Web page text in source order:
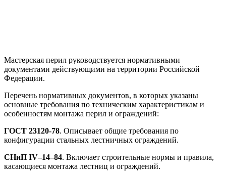
Мастерская перил руководствуется нормативными
документами действующими на территории Российской
Федерации.
Перечень нормативных документов, в которых указаны
основные требования по техническим характеристикам и
особенностям монтажа перил и ограждений:
ГОСТ 23120-78. Описывает общие требования по
конфигурации стальных лестничных ограждений.
СНиП IV–14–84. Включает строительные нормы и правила,
касающиеся монтажа лестниц и ограждений.